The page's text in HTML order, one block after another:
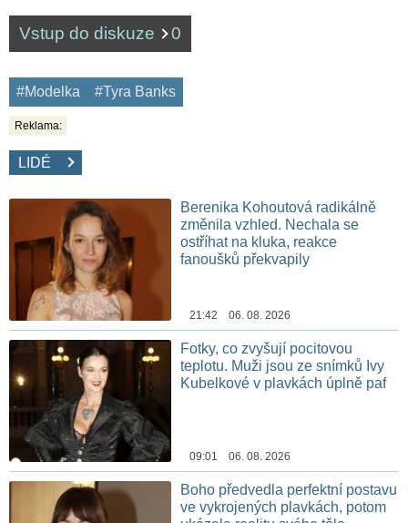
Vstup do diskuze 0
#Modelka #Tyra Banks
Reklama:
LIDÉ
Berenika Kohoutová radikálně
změnila vzhled. Nechala se
ostříhat na kluka, reakce
fanoušků překvapily
21:42 06. 08. 2026
Fotky, co zvyšují pocitovou
teplotu. Muži jsou ze snímků Ivy
Kubelkové v plavkách úplně paf
09:01 06. 08. 2026
Boho předvedla perfektní postavu
ve vykrojených plavkách, potom